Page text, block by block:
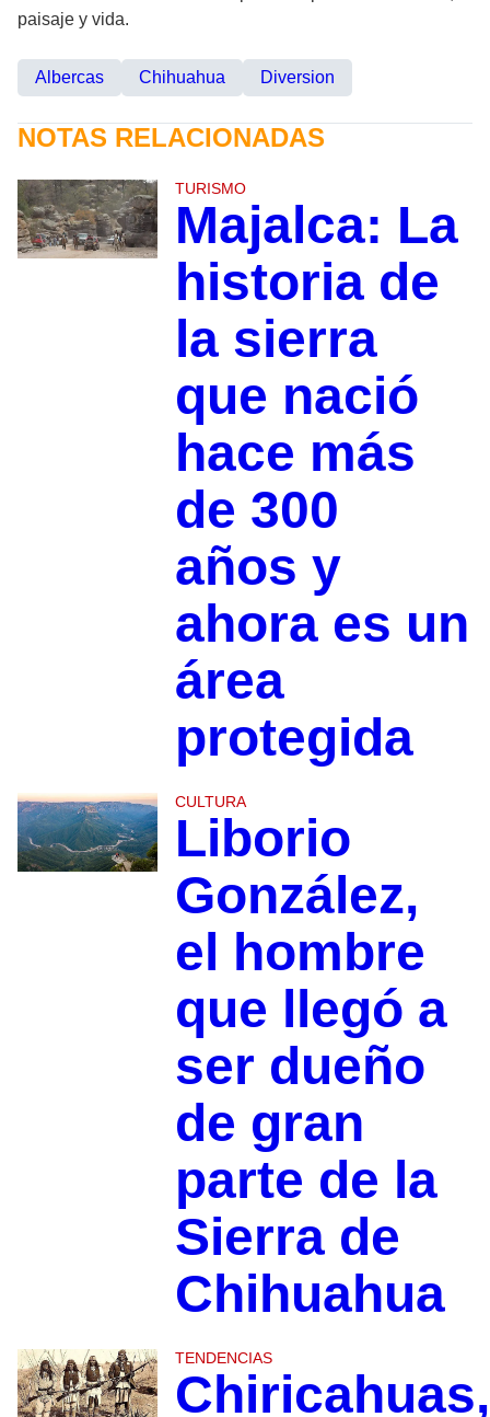
paisaje y vida.
Albercas Chihuahua Diversion
NOTAS RELACIONADAS
TURISMO
Majalca: La
historia de
la sierra
que nació
hace más
de 300
años y
ahora es un
área
protegida
CULTURA
Liborio
González,
el hombre
que llegó a
ser dueño
de gran
parte de la
Sierra de
Chihuahua
TENDENCIAS
Chiricahuas,